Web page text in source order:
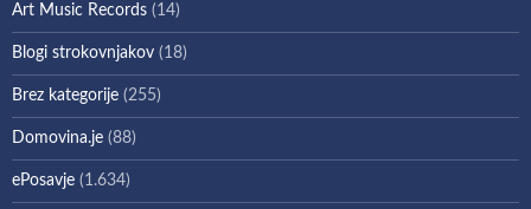
Art Music Records (14)
Blogi strokovnjakov (18)
Brez kategorije (255)
Domovina.je (88)
ePosavje (1.634)